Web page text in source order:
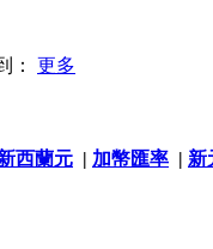
： 更多
西蘭元 | 加幣匯率 | 新